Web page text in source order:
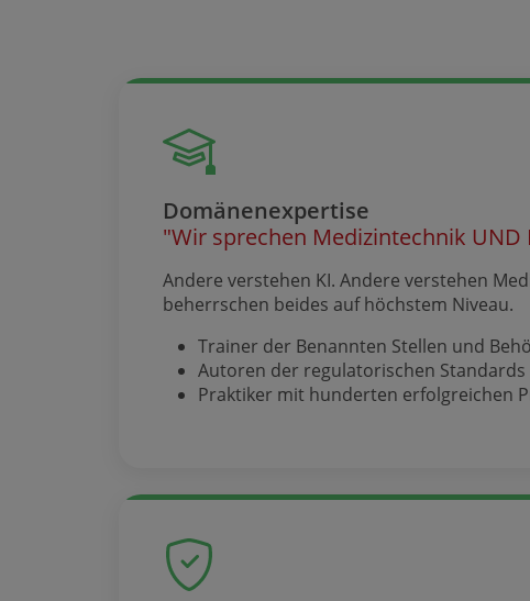
Domänenexpertise
"Wir sprechen Medizintechnik UND
Andere verstehen KI. Andere verstehen
beherrschen beides auf höchstem Niveau.
Trainer der Benannten Stellen und
Autoren der regulatorischen Standards
Praktiker mit hunderten erfolgreichen